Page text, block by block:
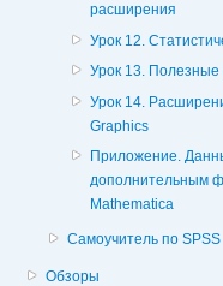
расширения
Урок 12.
Урок 13. Полезные
Урок 14.
Graphics
Приложение.
дополнительным
Mathematica
Самоучитель по SPSS
Обзоры